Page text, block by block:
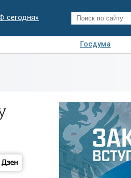
сегодня»
Госдума